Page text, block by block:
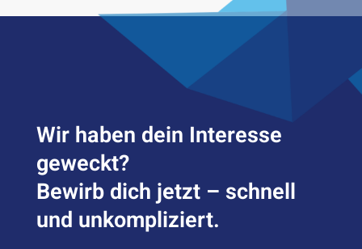
Wir haben dein Inter­esse
geweckt?
Bewirb dich jetzt – schnell
und unkompliziert.